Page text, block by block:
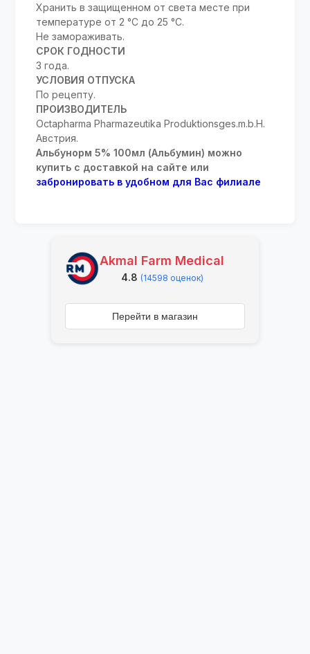
Хранить в защищенном от света месте при
температуре от 2 °C до 25 °C.
Не замораживать.
СРОК ГОДНОСТИ
3 года.
УСЛОВИЯ ОТПУСКА
По рецепту.
ПРОИЗВОДИТЕЛЬ
Oсtapharma Pharmazeutika Produktionsges.m.b.H.
Австрия.
Альбунорм 5% 100мл (Альбумин) можно
купить с доставкой на сайте или
забронировать в удобном для Вас филиале
Akmal Farm Medical
4.8 (14598 оценок)
Перейти в магазин